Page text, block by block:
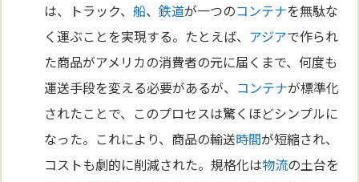
は、トラック、船、鉄道が一つのコンテナを無駄な
く運ぶことを実現する。たとえば、 アジアで作られ
た商品がアメリカの消費者の元に届くまで、何度も
運送手段を変える必要があるが、 コンテナが標準化
されたことで、このプロセスは驚くほどシンプルに
なった。これにより、商品の輸送時間が短縮され、
コストも劇的に削減された。規格化は物流の土台を